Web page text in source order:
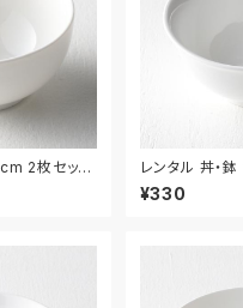
2枚セット
レンタル 丼・
6
¥330